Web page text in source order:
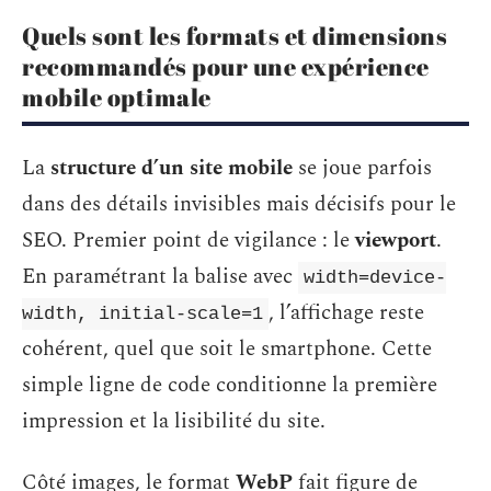
Quels sont les formats et dimensions
recommandés pour une expérience
mobile optimale
La structure d’un site mobile se joue parfois
dans des détails invisibles mais décisifs pour le
SEO. Premier point de vigilance : leviewport.
En paramétrant la balise avec width=device-
width, initial-scale=1 , l’affichage reste
cohérent, quel que soit le smartphone. Cette
simple ligne de code conditionne la première
impression et la lisibilité du site.
Côté images, le format WebPfait figure de